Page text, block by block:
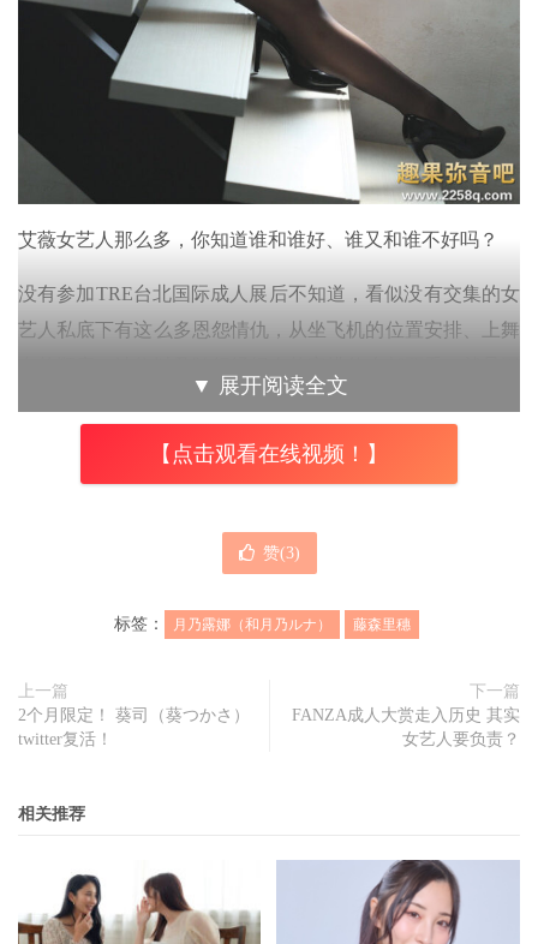
艾薇女艺人那么多，你知道谁和谁好、谁又和谁不好吗？
没有参加TRE台北国际成人展后不知道，看似没有交集的女
艺人私底下有这么多恩怨情仇，从坐飞机的位置安排、上舞
为某些女艺人互看不顺眼⋯
那这次又发生了什么事？
不太美丽，因为业界最近流传她与刚拿到专属合约的月乃ル
ナ(月乃露娜)感情不睦网内互打，气得她发文澄清：
▼ 展开阅读全文
【点击观看在线视频！】
赞(3)
标签： 月乃露娜（和月乃ルナ） 藤森里穗
上一篇
2个月限定！ 葵司（葵つかさ）
twitter复活！
下一篇
FANZA成人大赏走入历史 其实
女艺人要负责？
相关推荐